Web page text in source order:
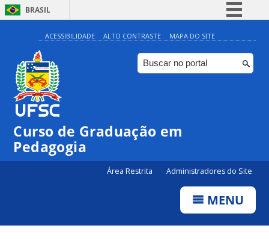
BRASIL
Simplifique!
Comunica BR
Participe
Canais
ACESSIBILIDADE ALTO CONTRASTE MAPA DO SITE
Curso de Graduação em
Pedagogia
Área Restrita Administradores do Site
MENU